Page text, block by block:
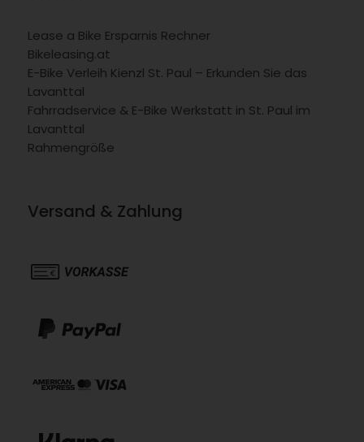
Lease a Bike Ersparnis Rechner
Bikeleasing.at
E-Bike Verleih Kienzl St. Paul – Erkunden Sie das
Lavanttal
Fahrradservice & E-Bike Werkstatt in St. Paul im
Lavanttal
Rahmengröße
Versand & Zahlung